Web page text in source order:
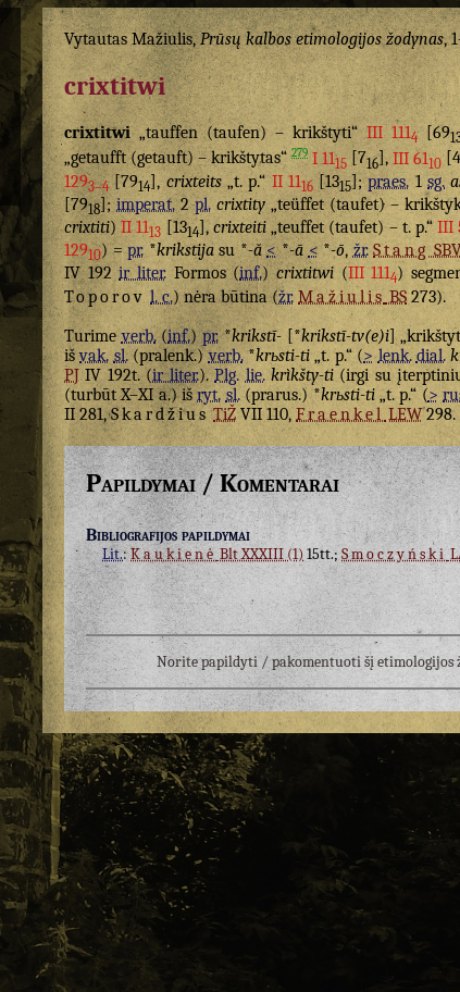
Vytautas Mažiulis,Prūsų kalbos etimologijos žodynas,
crixtitwi
crixtitwi„tauffen (taufen) – krikštyti“III 1114[69
„getaufft (getauft) – krikštytas“279 I 1115[716],III 6110
1293–4[7914], crixteits„t. p.“II 1116[1315];praes.1sg.
[7918];imperat.2pl. crixtity„teüffet (taufet) –
crixtiti)II 1113[1314],crixteiti„teuffet (taufet) – t. p.“III
12910) =pr. *krikstijasu *-ă <*-ā <*-ō, žr. Stang
IV 192ir liter.Formos (inf.)crixtitwi(III 1114)
Toporov l. c.) nėra būtina (žr. Mažiulis BS273).
Turimeverb.(inf.)pr.*krikstī-[*krikstī-tv(e)i]
išvak. sl.(pralenk.)verb.*krьsti-ti„t. p.“ (> lenk. dial.
PJIV 192t. (ir liter.).Plg. lie. krìkšty-ti (irgi su
(turbūt X–XI a.) išryt. sl.(prarus.) *krьsti-ti„t. p.“ (>
II 281,Skardžius TiŽVII 110,Fraenkel LEW298.
Papildymai / Komentarai
Bibliografijos papildymai
Lit.:Kaukienė Blt XXXIII (1) 15tt.;Smoczyński
Norite papildyti / pakomentuoti šį etimologijos